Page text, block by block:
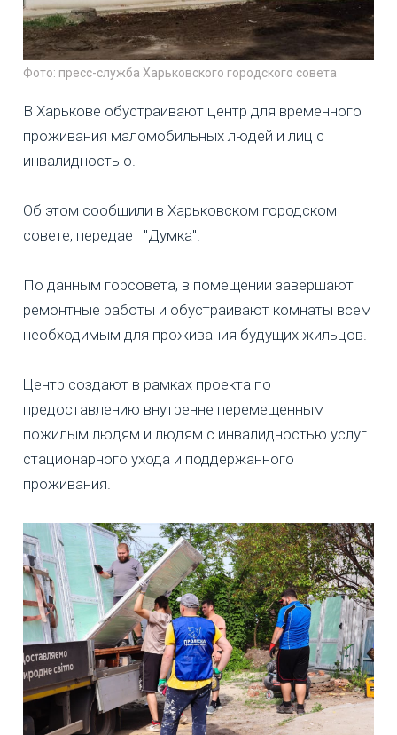
Фото: пресс-служба Харьковского городского совета
В Харькове обустраивают центр для временного
проживания маломобильных людей и лиц с
инвалидностью.
Об этом сообщили в Харьковском городском
совете, передает "Думка".
По данным горсовета, в помещении завершают
ремонтные работы и обустраивают комнаты всем
необходимым для проживания будущих жильцов.
Центр создают в рамках проекта по
предоставлению внутренне перемещенным
пожилым людям и людям с инвалидностью услуг
стационарного ухода и поддержанного
проживания.